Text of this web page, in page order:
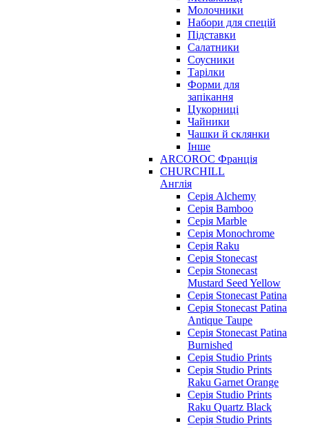
Молочники
Набори для спецій
Підставки
Салатники
Соусники
Тарілки
Форми для
запікання
Цукорниці
Чайники
Чашки й склянки
Інше
ARCOROC Франція
CHURCHILL
Англія
Серія Alchemy
Серія Bamboo
Серія Marble
Серія Monochrome
Серія Raku
Серія Stonecast
Серія Stonecast
Mustard Seed Yellow
Серія Stonecast Patina
Серія Stonecast Patina
Antique Taupe
Серія Stonecast Patina
Burnished
Серія Studio Prints
Серія Studio Prints
Raku Garnet Orange
Серія Studio Prints
Raku Quartz Black
Серія Studio Prints